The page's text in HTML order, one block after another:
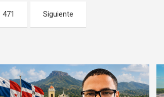
471 Siguiente